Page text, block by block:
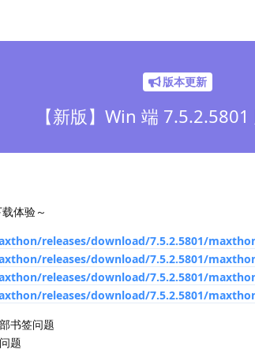
版本更新
【新版】Win 端
体验～
releases/download/7.5.2.5801/
releases/download/7.5.2.5801/
releases/download/7.5.2.5801/
releases/download/7.5.2.5801/
书签问题
题